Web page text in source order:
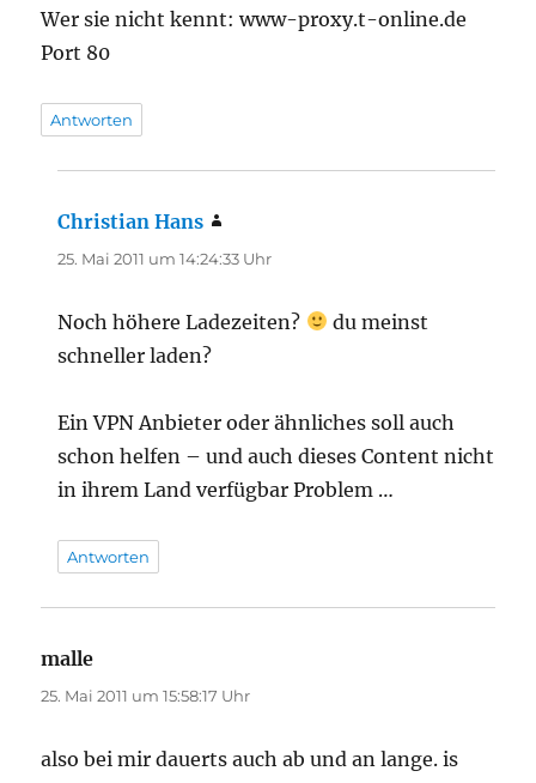
Wer sie nicht kennt: www-proxy.t-online.de
Port 80
Antworten
Christian Hans
25. Mai 2011 um 14:24:33 Uhr
Noch höhere Ladezeiten?
du meinst
schneller laden?
Ein VPN Anbieter oder ähnliches soll auch
schon helfen – und auch dieses Content nicht
in ihrem Land verfügbar Problem …
Antworten
malle
25. Mai 2011 um 15:58:17 Uhr
also bei mir dauerts auch ab und an lange. is